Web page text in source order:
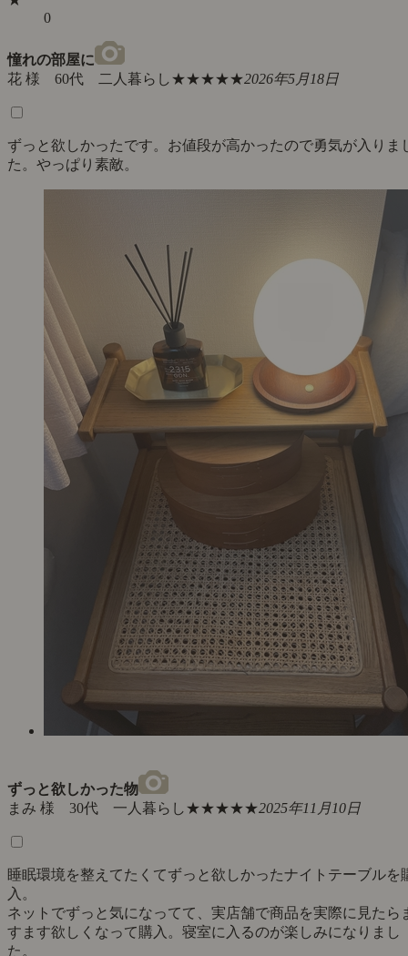
0
憧れの部屋に
花 様 60代 二人暮らし★★★★★2026年5月18日
ずっと欲しかったです。お値段が高かったので勇気が入りま
た。やっぱり素敵。
ずっと欲しかった物
まみ 様 30代 一人暮らし★★★★★2025年11月10日
睡眠環境を整えてたくてずっと欲しかったナイトテーブルを
入。
ネットでずっと気になってて、実店舗で商品を実際に見たら
すます欲しくなって購入。寝室に入るのが楽しみになりまし
た。